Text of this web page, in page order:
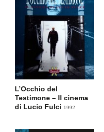
L’Occhio del
Testimone – Il cinema
di Lucio Fulci 1992